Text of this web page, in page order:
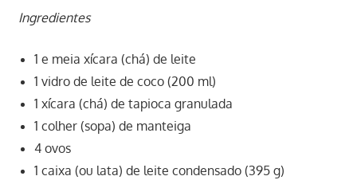
Ingredientes
1 e meia xícara (chá) de leite
1 vidro de leite de coco (200 ml)
1 xícara (chá) de tapioca granulada
1 colher (sopa) de manteiga
4 ovos
1 caixa (ou lata) de leite condensado (395 g)